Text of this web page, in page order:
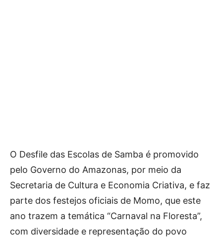
O Desfile das Escolas de Samba é promovido
pelo Governo do Amazonas, por meio da
Secretaria de Cultura e Economia Criativa, e faz
parte dos festejos oficiais de Momo, que este
ano trazem a temática “Carnaval na Floresta”,
com diversidade e representação do povo